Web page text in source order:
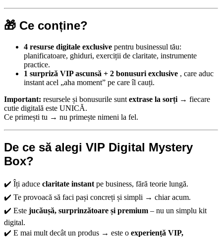
🎁 Ce conține?
4 resurse digitale exclusive pentru businessul tău:
planificatoare, ghiduri, exerciții de claritate, instrumente
practice.
1 surpriză VIP ascunsă + 2 bonusuri exclusive , care aduc
instant acel „aha moment” pe care îl cauți.
Important: resursele și bonusurile sunt extrase la sorți → fiecare
cutie digitală este UNICĂ.
Ce primești tu → nu primește nimeni la fel.
De ce să alegi VIP Digital Mystery
Box?
✔️ Îți aduce claritate instant pe business, fără teorie lungă.
✔️ Te provoacă să faci pași concreți și simpli → chiar acum.
✔️ Este jucăușă, surprinzătoare și premium – nu un simplu kit
digital.
✔️ E mai mult decât un produs → este o experiență VIP,